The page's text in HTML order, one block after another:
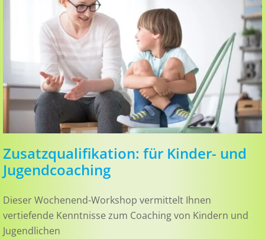
Zusatz­qualifi­kation: für Kinder- und
Jugend­coaching
Dieser Wochenend-Workshop vermittelt Ihnen
vertiefende Kenntnisse zum Coaching von Kindern und
Jugendlichen